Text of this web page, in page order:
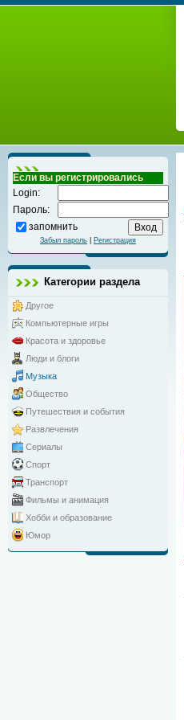
Если вы регистрировались
Login:
Пароль:
запомнить
Забыл пароль Регистрация
Категории раздела
Другое
Компьютерные игры
Красота и здоровье
Люди и блоги
Музыка
Общество
Путешествия и события
Развлечения
Сериалы
Спорт
Транспорт
Фильмы и анимация
Хобби и образование
Юмор